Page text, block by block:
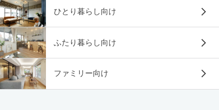
ひとり暮らし向け
ふたり暮らし向け
ファミリー向け